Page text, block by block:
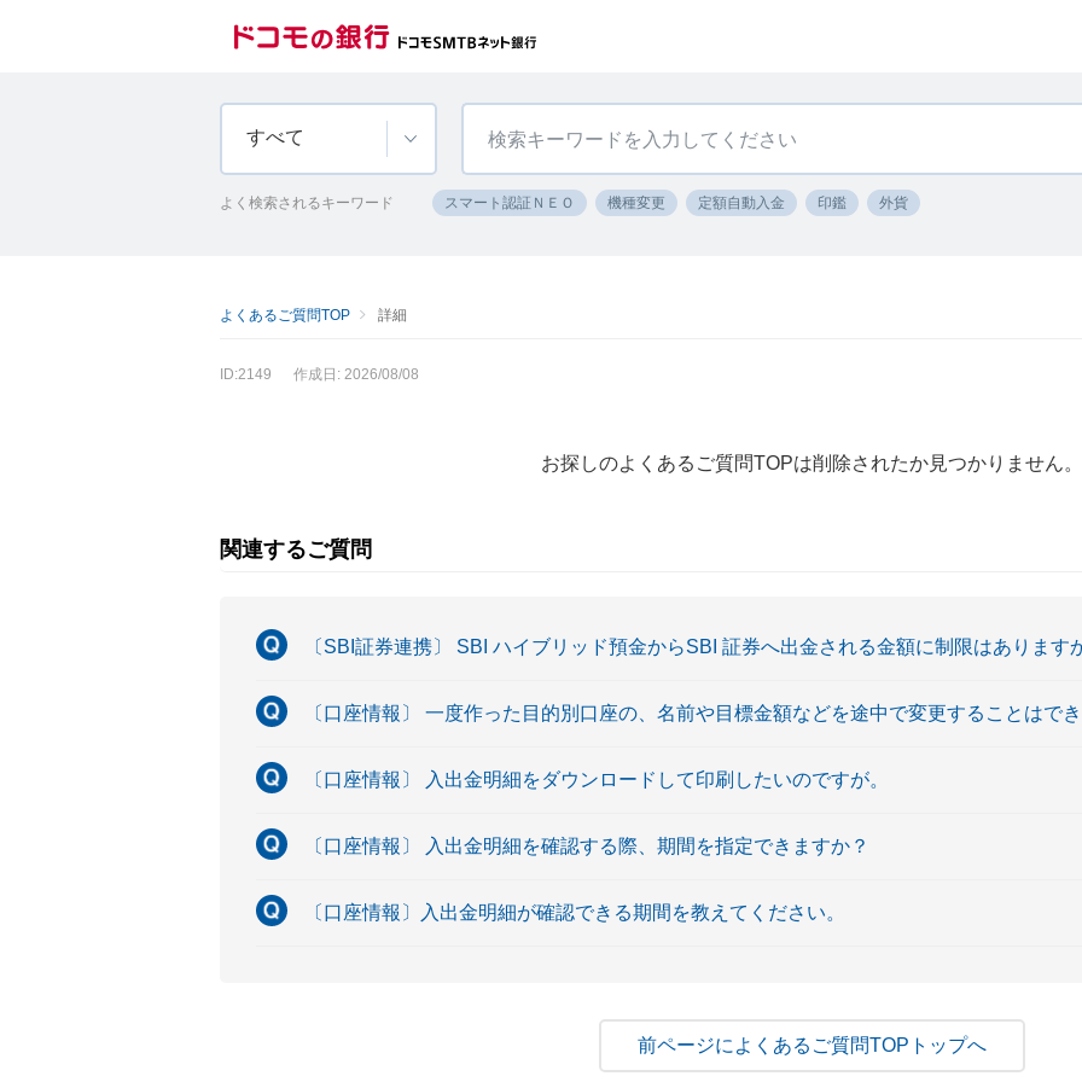
すべて
よく検索されるキーワード スマート認証ＮＥＯ 機種変更 定額自動入金 印鑑 外貨
よくあるご質問TOP 詳細
ID:2149 作成日: 2026/08/08
お探しのよくあるご質問TOPは削除されたか見つかりません。
関連するご質問
〔SBI証券連携〕 SBI ハイブリッド預金からSBI 証券へ出金される金額に制限はあります
〔口座情報〕 一度作った目的別口座の、名前や目標金額などを途中で変更することはで
〔口座情報〕 入出金明細をダウンロードして印刷したいのですが。
〔口座情報〕 入出金明細を確認する際、期間を指定できますか？
〔口座情報〕入出金明細が確認できる期間を教えてください。
よくあるご質問TOPトップへ